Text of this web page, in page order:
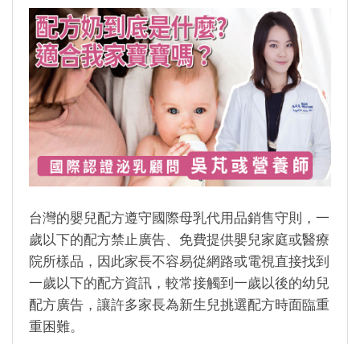
台灣的嬰兒配方遵守國際母乳代用品銷售守則，一
歲以下的配方禁止廣告、免費提供嬰兒家庭或醫療
院所樣品，因此家長不容易從網路或電視直接找到
一歲以下的配方資訊，較常接觸到一歲以後的幼兒
配方廣告，讓許多家長為新生兒挑選配方時面臨重
重困難。